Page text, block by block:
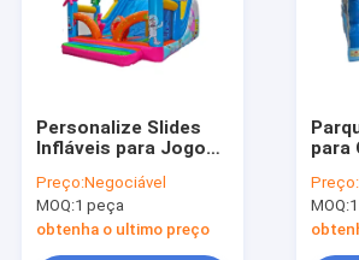
Personalize Slides
Infláveis para Jogos
Patrick Design
Preço:Negociável
MOQ:1 peça
obtenha o ultimo preço
para
Preço:
MOQ: